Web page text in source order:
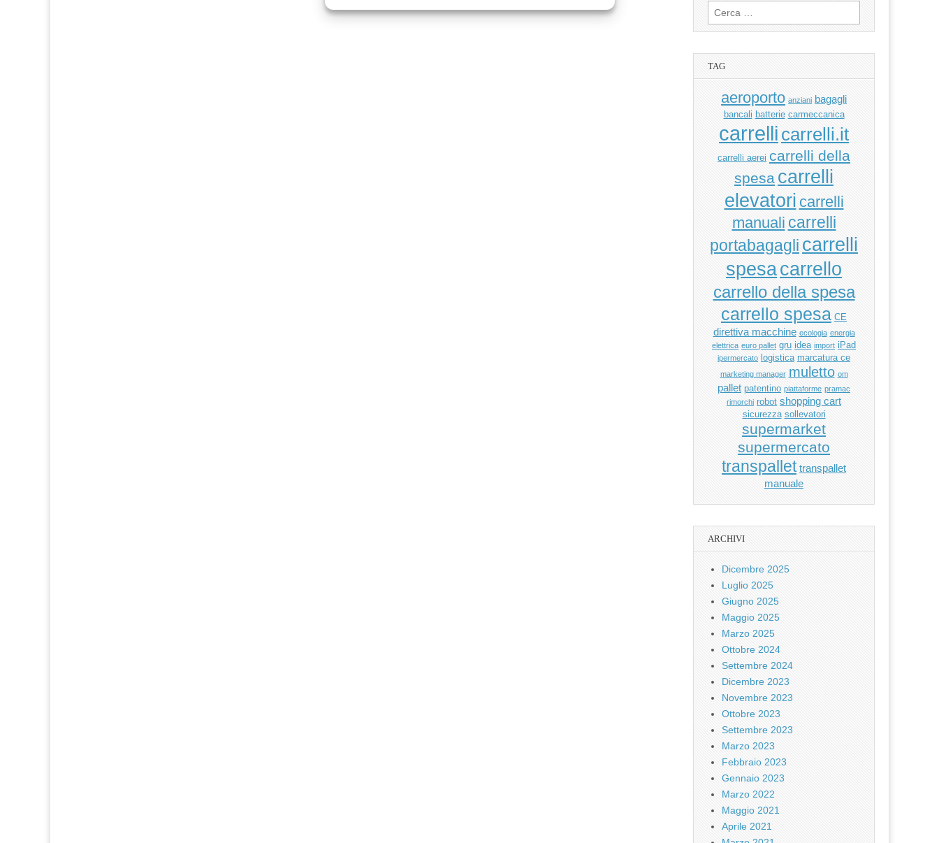
Ricerca
per:
TAG
aeroporto anziani bagagli
bancali batterie carmeccanica
carrelli carrelli.it
carrelli aerei carrelli della
spesa carrelli
elevatori carrelli
manuali carrelli
portabagagli carrelli
spesacarrello
carrello della spesa
carrello spesa CE
direttiva macchine ecologia energia
elettrica euro pallet gru idea import iPad
ipermercato logistica marcatura ce
marketing manager muletto om
pallet patentino piattaforme pramac
rimorchi robot shopping cart
sicurezza sollevatori
supermarket
supermercato
transpallet transpallet
manuale
ARCHIVI
Dicembre 2025
Luglio 2025
Giugno 2025
Maggio 2025
Marzo 2025
Ottobre 2024
Settembre 2024
Dicembre 2023
Novembre 2023
Ottobre 2023
Settembre 2023
Marzo 2023
Febbraio 2023
Gennaio 2023
Marzo 2022
Maggio 2021
Aprile 2021